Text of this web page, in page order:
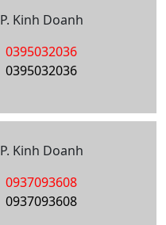
P. Kinh Doanh
0395032036
0395032036
P. Kinh Doanh
0937093608
0937093608